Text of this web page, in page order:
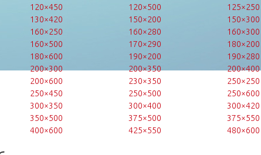
120×450 120×500 125×250
130×420 150×200 150×300
160×250 160×280 160×300
160×500 170×290 180×200
180×600 190×200 190×280
200×300 200×350 200×400
200×600 230×350 250×250
250×450 250×500 250×600
300×350 300×400 300×420
350×500 375×500 375×550
400×600 425×550 480×600